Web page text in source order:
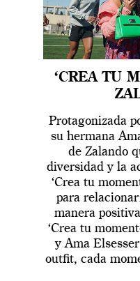
‘CREA TU
Protagonizada
su hermana
de Zalando
diversidad y la
‘Crea tu
para
manera
‘Crea tu
y Ama
outfit, cada